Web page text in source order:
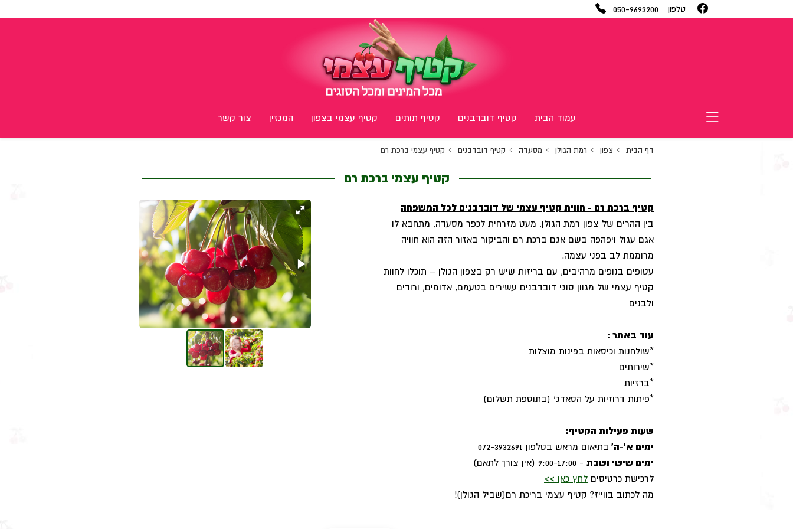
טלפון 050-9693200
עמוד הבית קטיף דובדבנים קטיף תותים קטיף עצמי בצפון המגזין צור קשר
דף הבית צפון רמת הגולן מסעדה קטיף דובדבנים קטיף עצמי ברכת רם
קטיף עצמי ברכת רם
קטיף ברכת רם - חווית קטיף עצמי של דובדבנים לכל המשפחה
בין ההרים של צפון רמת הגולן, מעט מזרחית לכפר מסעדה, מתחבא לו
אגם עגול ויפהפה בשם אגם ברכת רם והביקור באזור הזה הוא חוויה
מרוממת לב בפני עצמה.
עטופים בנופים מרהיבים, עם בריזות שיש רק בצפון הגולן – תוכלו לחוות
קטיף עצמי של מגוון סוגי דובדבנים עשירים בטעמם, אדומים, ורודים
ולבנים
עוד באתר :
*שולחנות וכיסאות בפינות מוצלות
*שירותים
*ברזיות
*פיתות דרוזיות על הסאדג' (בתוספת תשלום)
שעות פעילות הקטיף:
ימים א'-ה' בתיאום מראש בטלפון 072-3932691
ימים שישי ושבת - 9:00-17:00 (אין צורך לתאם)
לרכישת כרטיסיםלחץ כאן >>
מה לכתוב בווייז? קטיף עצמי בריכת רם(שביל הגולן)!